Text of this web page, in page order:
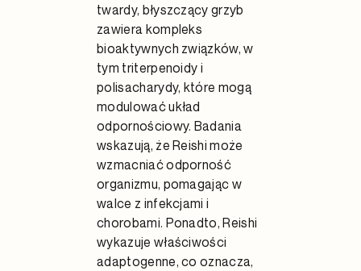
twardy, błyszczący grzyb
zawiera kompleks
bioaktywnych związków, w
tym triterpenoidy i
polisacharydy, które mogą
modulować układ
odpornościowy. Badania
wskazują, że Reishi może
wzmacniać odporność
organizmu, pomagając w
walce z infekcjami i
chorobami. Ponadto, Reishi
wykazuje właściwości
adaptogenne, co oznacza,